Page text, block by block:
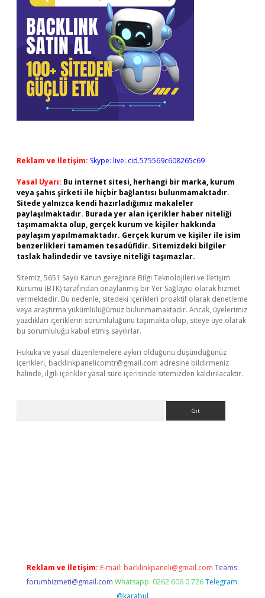
Reklam ve İletişim: Skype: live:.cid.575569c608265c69
Yasal Uyarı: Bu internet sitesi, herhangi bir marka, kurum
veya şahıs şirketi ile hiçbir bağlantısı bulunmamaktadır.
Sitede yalnızca kendi hazırladığımız makaleler
paylaşılmaktadır. Burada yer alan içerikler haber niteliği
taşımamakta olup, gerçek kurum ve kişiler hakkında
paylaşım yapılmamaktadır. Gerçek kurum ve kişiler ile isim
benzerlikleri tamamen tesadüfidir. Sitemizdeki bilgiler
taslak halindedir ve tavsiye niteliği taşımazlar.
Sitemiz, 5651 Sayılı Kanun gereğince Bilgi Teknolojileri ve İletişim
Kurumu (BTK) tarafından onaylanmış bir Yer Sağlayıcı olarak hizmet
vermektedir. Bu nedenle, sitedeki içerikleri proaktif olarak denetleme
veya araştırma yükümlülüğümüz bulunmamaktadır. Ancak, üyelerimiz
yazdıkları içeriklerin sorumluluğunu taşımakta olup, siteye üye olarak
bu sorumluluğu kabul etmiş sayılırlar.
Hukuka ve yasal düzenlemelere aykırı olduğunu düşündüğünüz
içerikleri, backlinkpanelicomtr@gmail.com adresine bildirmeniz
halinde, ilgili içerikler yasal süre içerisinde sitemizden kaldırılacaktır.
Reklam ve İletişim: E-mail: backlinkpaneli@gmail.com Teams:
forumhizmeti@gmail.com Whatsapp: 0262 606 0 726 Telegram:
@karabul